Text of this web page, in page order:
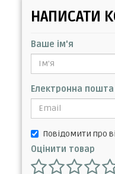
НАПИСАТИ
Ваше ім'я
Електронна пошта
Повідомити про
Оцінити товар